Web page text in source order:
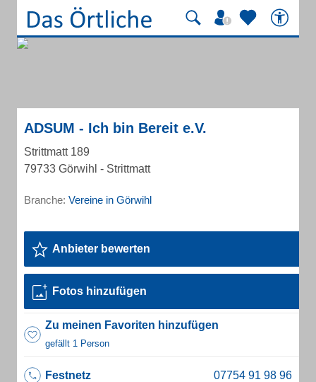
ADSUM - Ich bin Bereit e.V.
Strittmatt 189
79733 Görwihl - Strittmatt
Branche: Vereine in Görwihl
Anbieter bewerten
Fotos hinzufügen
Zu meinen Favoriten hinzufügen
gefällt 1 Person
Festnetz